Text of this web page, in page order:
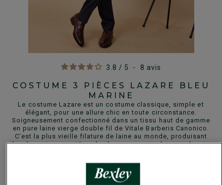
3.8 / 5 - 8 avis
COSTUME 3 PIÈCES LAZARE BLEU
MARINE
Le costume Lazare est un costume classique, simple et
élégant, pour une allure chic en toute circonstance.
Soigneusement confectionné dans un tissu haut de gamme
en pure laine vierge double fil de Vitale Barberis Canonico.
C’est la plus vieille filature de laine au monde, produisant
les draperies parmi les plus luxueuses pour homme depuis